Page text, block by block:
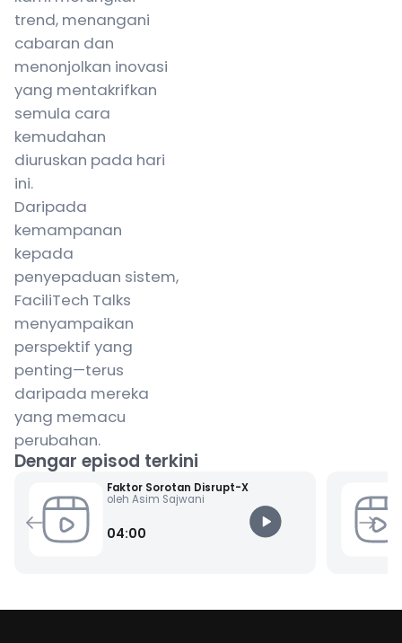
trend, menangani
cabaran dan
menonjolkan inovasi
yang mentakrifkan
semula cara
kemudahan
diuruskan pada hari
ini.
Daripada
kemampanan
kepada
penyepaduan sistem,
FaciliTech Talks
menyampaikan
perspektif yang
penting—terus
daripada mereka
yang memacu
perubahan.
Dengar episod terkini
Faktor Sorotan Disrupt-X
oleh Asim Sajwani
04:00